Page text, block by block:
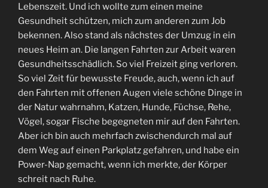
Lebenszeit. Und ich wollte zum einen meine
Gesundheit schützen, mich zum anderen zum Job
bekennen. Also stand als nächstes der Umzug in ein
neues Heim an. Die langen Fahrten zur Arbeit waren
Gesundheitsschädlich. So viel Freizeit ging verloren.
So viel Zeit für bewusste Freude, auch, wenn ich auf
den Fahrten mit offenen Augen viele schöne Dinge in
der Natur wahrnahm, Katzen, Hunde, Füchse, Rehe,
Vögel, sogar Fische begegneten mir auf den Fahrten.
Aber ich bin auch mehrfach zwischendurch mal auf
dem Weg auf einen Parkplatz gefahren, und habe ein
Power-Nap gemacht, wenn ich merkte, der Körper
schreit nach Ruhe.